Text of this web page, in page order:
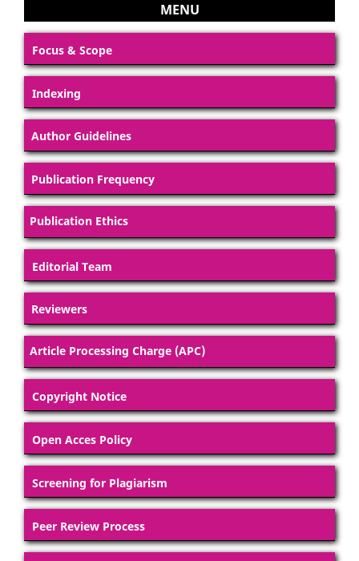
MENU
Focus & Scope
Indexing
Author Guidelines
Publication Frequency
Publication Ethics
Editorial Team
Reviewers
Article Processing Charge (APC)
Copyright Notice
Open Acces Policy
Screening for Plagiarism
Peer Review Process